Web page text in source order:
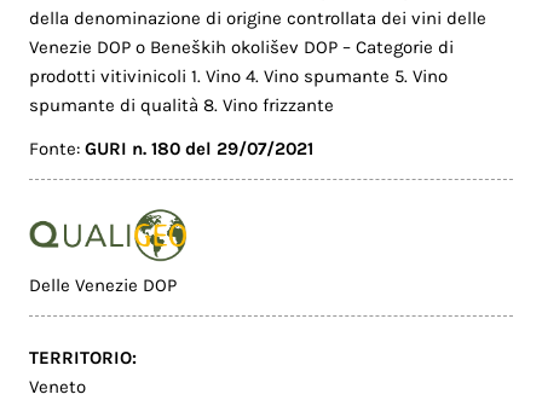
della denominazione di origine controllata dei vini delle
Venezie DOP o Beneških okolišev DOP – Categorie di
prodotti vitivinicoli 1. Vino 4. Vino spumante 5. Vino
spumante di qualità 8. Vino frizzante
Fonte:GURI n. 180 del 29/07/2021
Delle Venezie DOP
TERRITORIO:
Veneto